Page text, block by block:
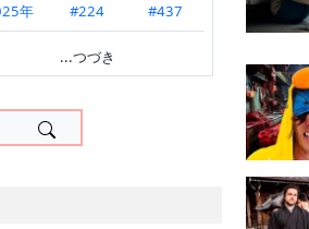
年
#224
#437
#615
...つづき